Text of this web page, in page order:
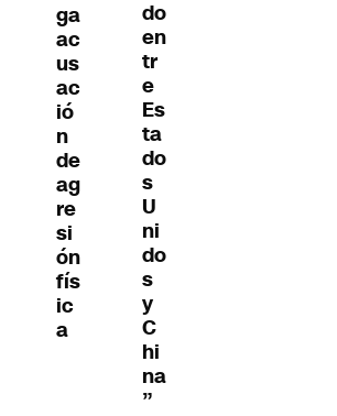
ga
ac
us
ac
ió
n
de
ag
re
si
ón
fís
ic
a
do
en
tr
e
Es
ta
do
s
U
ni
do
s
y
C
hi
na
”